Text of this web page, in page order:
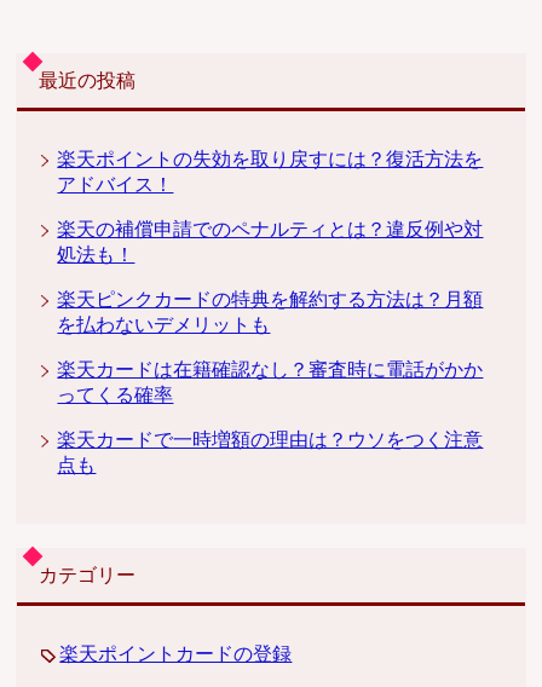
最近の投稿
楽天ポイントの失効を取り戻すには？復活方法を
アドバイス！
楽天の補償申請でのペナルティとは？違反例や対
処法も！
楽天ピンクカードの特典を解約する方法は？月額
を払わないデメリットも
楽天カードは在籍確認なし？審査時に電話がかか
ってくる確率
楽天カードで一時増額の理由は？ウソをつく注意
点も
カテゴリー
楽天ポイントカードの登録